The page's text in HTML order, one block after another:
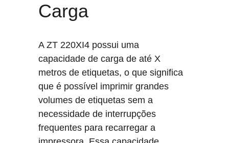
Carga
A ZT 220XI4 possui uma
capacidade de carga de até X
metros de etiquetas, o que significa
que é possível imprimir grandes
volumes de etiquetas sem a
necessidade de interrupções
frequentes para recarregar a